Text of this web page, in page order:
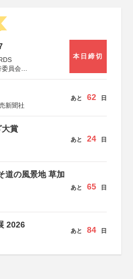
委員会
本日締切
新聞社
あと 62 日
大賞
あと 24 日
道の風景地 草加
あと 65 日
2026
あと 84 日